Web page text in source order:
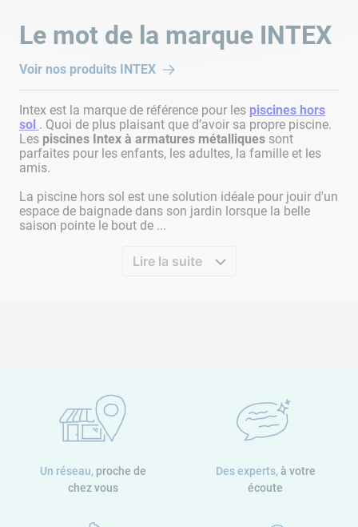
Le mot de la marque INTEX
Voir nos produits INTEX
Intex est la marque de référence pour les piscines hors
sol . Quoi de plus plaisant que d’avoir sa propre piscine.
Les piscines Intex à armatures métalliques sont
parfaites pour les enfants, les adultes, la famille et les
amis.
La piscine hors sol est une solution idéale pour jouir d'un
espace de baignade dans son jardin lorsque la belle
saison pointe le bout de ...
Lire la suite
Un réseau, proche de
chez vous
Des experts, à votre
écoute